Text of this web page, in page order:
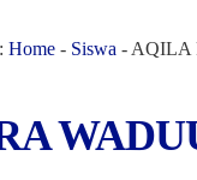
Home- Siswa - AQILA